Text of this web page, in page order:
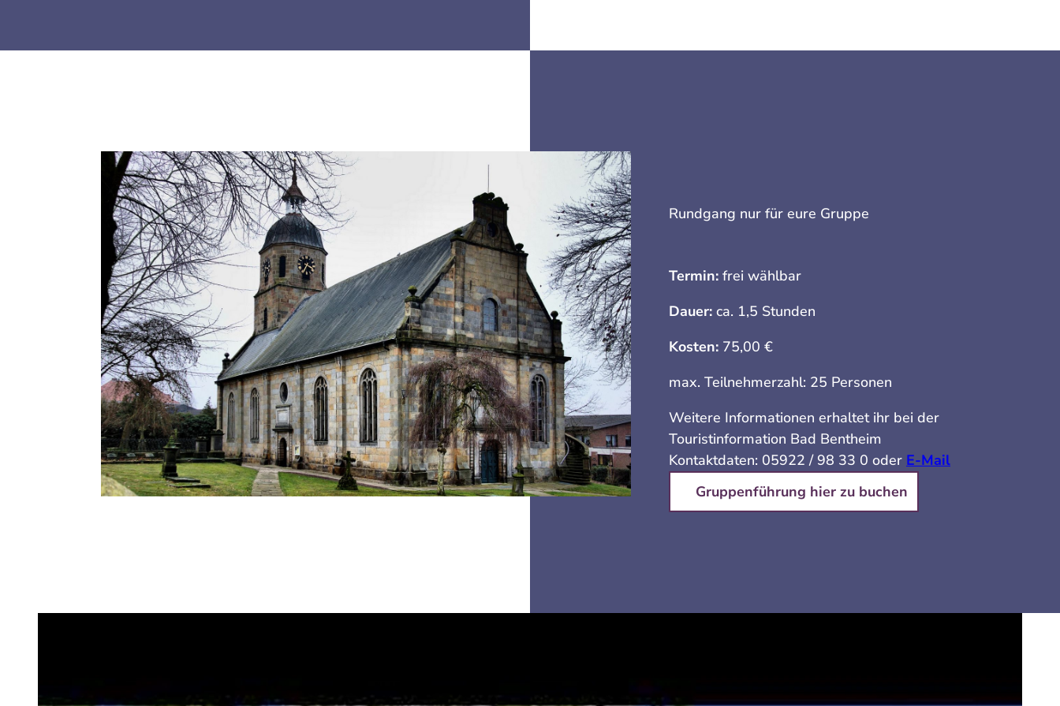
Rundgang nur für eure Gruppe
Termin: frei wählbar
Dauer: ca. 1,5 Stunden
Kosten: 75,00 €
max. Teilnehmerzahl: 25 Personen
Weitere Informationen erhaltet ihr bei der
Touristinformation Bad Bentheim
Kontaktdaten: 05922 / 98 33 0 oder E-Mail
Gruppenführung hier zu buchen